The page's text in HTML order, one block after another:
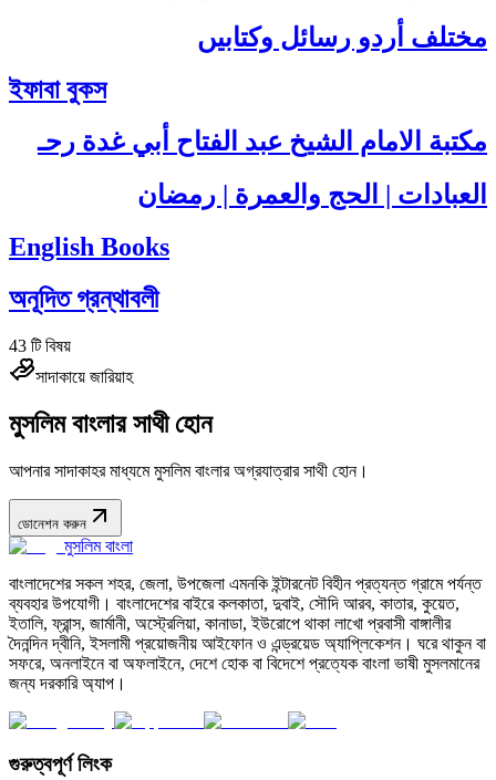
مختلف أردو رسائل وکتابیں
ইফাবা বুকস
مكتبة الامام الشيخ عبد الفتاح أبي غدة رحـ
العبادات | الحج والعمرة | رمضان
English Books
অনূদিত গ্রন্থাবলী
43 টি বিষয়
সাদাকায়ে জারিয়াহ
মুসলিম বাংলার সাথী হোন
আপনার সাদাকাহর মাধ্যমে মুসলিম বাংলার অগ্রযাত্রার সাথী হোন।
ডোনেশন করুন
মুসলিম বাংলা
বাংলাদেশের সকল শহর, জেলা, উপজেলা এমনকি ইন্টারনেট বিহীন প্রত্যন্ত গ্রামে পর্যন্ত
ব্যবহার উপযোগী। বাংলাদেশের বাইরে কলকাতা, দুবাই, সৌদি আরব, কাতার, কুয়েত,
ইতালি, ফ্রান্স, জার্মানী, অস্ট্রেলিয়া, কানাডা, ইউরোপে থাকা লাখো প্রবাসী বাঙ্গালীর
দৈনন্দিন দ্বীনি, ইসলামী প্রয়োজনীয় আইফোন ও এন্ড্রয়েড অ্যাপ্লিকেশন। ঘরে থাকুন বা
সফরে, অনলাইনে বা অফলাইনে, দেশে হোক বা বিদেশে প্রত্যেক বাংলা ভাষী মুসলমানের
জন্য দরকারি অ্যাপ।
গুরুত্বপূর্ণ লিংক